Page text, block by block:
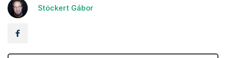
Stöckert Gábor